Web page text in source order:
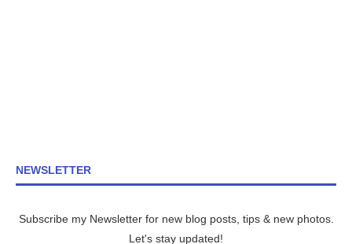
NEWSLETTER
Subscribe my Newsletter for new blog posts, tips & new photos.
Let's stay updated!